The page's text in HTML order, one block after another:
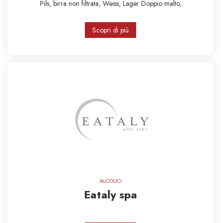
Pils, birra non filtrata, Weiss, Lager Doppio malto,
Scopri di più
ALCOLICI
Eataly spa